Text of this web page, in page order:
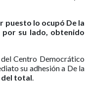
puesto lo ocupó De la
por su lado, obtenido
Centro Democrático
su adhesión a De la
del total.